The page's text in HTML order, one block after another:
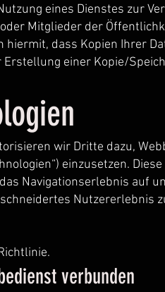
eines Dienstes zur
Mitglieder der
dass Kopien Ihrer
einer Kopie/
wir Dritte dazu,
einzusetzen.
Navigationserlebnis auf
Nutzererlebnis
verbunden